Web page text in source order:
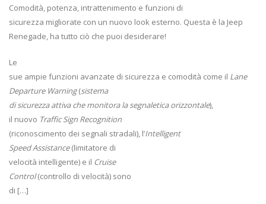
Comodità, potenza, intrattenimento e funzioni di
sicurezza migliorate con un nuovo look esterno. Questa è la Jeep
Renegade, ha tutto ciò che puoi desiderare!
Le
sue ampie funzioni avanzate di sicurezza e comodità come il Lane
Departure Warning(sistema
di sicurezza attiva che monitora la segnaletica orizzontale),
il nuovo Traffic Sign Recognition
(riconoscimento dei segnali stradali), l’Intelligent
Speed Assistance(limitatore di
velocità intelligente) e il Cruise
Control(controllo di velocità) sono
di […]